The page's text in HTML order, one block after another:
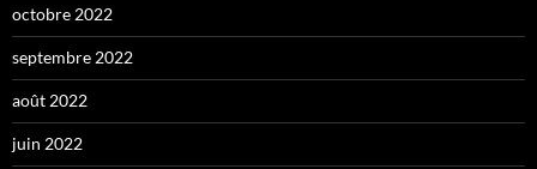
octobre 2022
septembre 2022
août 2022
juin 2022